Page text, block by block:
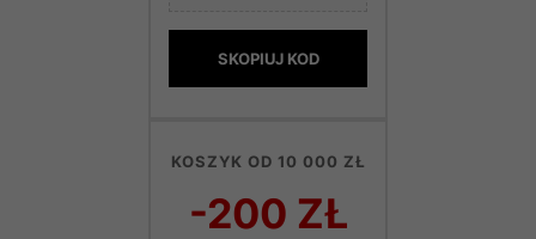
SKOPIUJ KOD
KOSZYK OD 10 000 ZŁ
-200 ZŁ